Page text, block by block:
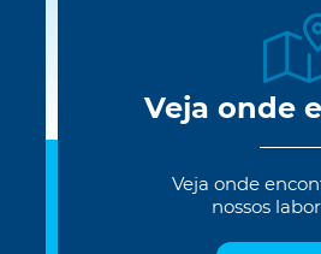
Veja onde
Veja onde
nossos